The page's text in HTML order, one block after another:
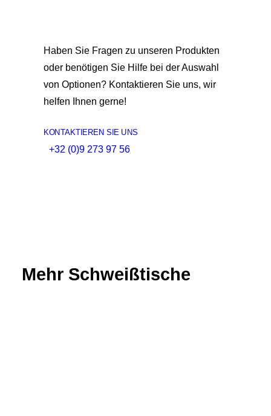
Haben Sie Fragen zu unseren Produkten
oder benötigen Sie Hilfe bei der Auswahl
von Optionen? Kontaktieren Sie uns, wir
helfen Ihnen gerne!
KONTAKTIEREN SIE UNS
+32 (0)9 273 97 56
Mehr Schweißtische